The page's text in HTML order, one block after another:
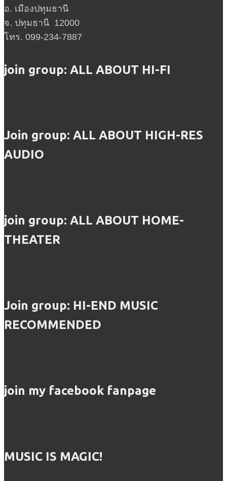
อ. เมืองปทุมธานี
จ. ปทุมธานี 12000
โทร. 099-234-7887
join group: ALL ABOUT HI-FI
Join group: ALL ABOUT HIGH-RES
AUDIO
join group: ALL ABOUT HOME-
THEATER
Join group: HI-END MUSIC
RECOMMENDED
join my facebook fanpage
MUSIC IS MAGIC!